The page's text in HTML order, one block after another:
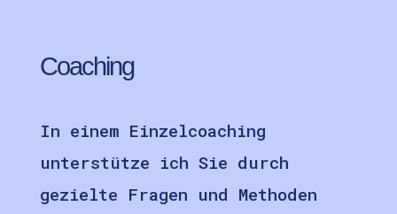
Coaching
In einem Einzelcoaching
unterstütze ich Sie durch
gezielte Fragen und Methoden